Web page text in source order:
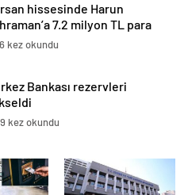
hissesinde Harun
7.2 milyon TL para
kez okundu
Bankası rezervleri
kez okundu